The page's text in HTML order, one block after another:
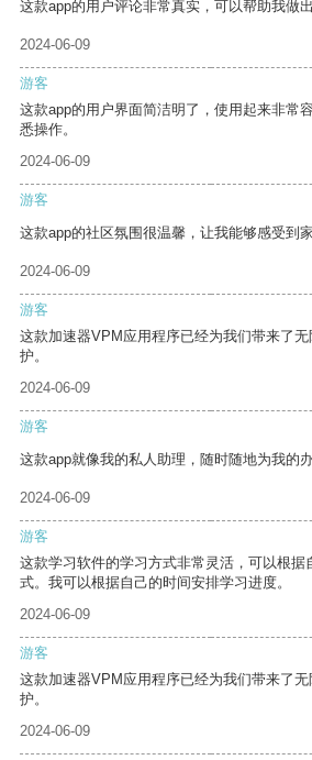
这款app的用户评论非常真实，可以帮助我做
2024-06-09
游客
这款app的用户界面简洁明了，使用起来非常
悉操作。
2024-06-09
游客
这款app的社区氛围很温馨，让我能够感受到家
2024-06-09
游客
这款加速器VPM应用程序已经为我们带来了
护。
2024-06-09
游客
这款app就像我的私人助理，随时随地为我的
2024-06-09
游客
这款学习软件的学习方式非常灵活，可以根据
式。我可以根据自己的时间安排学习进度。
2024-06-09
游客
这款加速器VPM应用程序已经为我们带来了
护。
2024-06-09